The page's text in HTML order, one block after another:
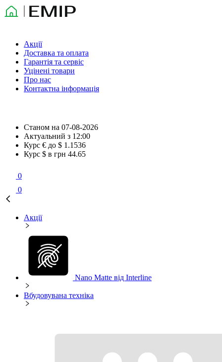
Акції
Доставка та оплата
Гарантія та сервіс
Уцінені товари
Про нас
Контактна інформація
Станом на 07-08-2026
Актуальний з 12:00
Курс € до $ 1.1536
Курс $ в грн 44.65
0
0
Акції
Nano Matte від Interline
Вбудовувана техніка